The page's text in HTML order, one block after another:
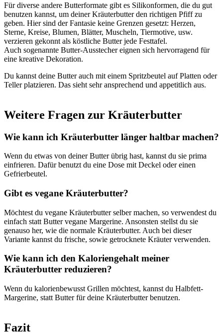
Für diverse andere Butterformate gibt es Silikonformen, die du gut
benutzen kannst, um deiner Kräuterbutter den richtigen Pfiff zu
geben. Hier sind der Fantasie keine Grenzen gesetzt: Herzen,
Sterne, Kreise, Blumen, Blätter, Muscheln, Tiermotive, usw.
verzieren gekonnt als köstliche Butter jede Festtafel.
Auch sogenannte Butter-Ausstecher eignen sich hervorragend für
eine kreative Dekoration.
Du kannst deine Butter auch mit einem Spritzbeutel auf Platten oder
Teller platzieren. Das sieht sehr ansprechend und appetitlich aus.
Weitere Fragen zur Kräuterbutter
Wie kann ich Kräuterbutter länger haltbar machen?
Wenn du etwas von deiner Butter übrig hast, kannst du sie prima
einfrieren. Dafür benutzt du eine Dose mit Deckel oder einen
Gefrierbeutel.
Gibt es vegane Kräuterbutter?
Möchtest du vegane Kräuterbutter selber machen, so verwendest du
einfach statt Butter vegane Margerine. Ansonsten stellst du sie
genauso her, wie die normale Kräuterbutter. Auch bei dieser
Variante kannst du frische, sowie getrocknete Kräuter verwenden.
Wie kann ich den Kaloriengehalt meiner
Kräuterbutter reduzieren?
Wenn du kalorienbewusst Grillen möchtest, kannst du Halbfett-
Margerine, statt Butter für deine Kräuterbutter benutzen.
Fazit